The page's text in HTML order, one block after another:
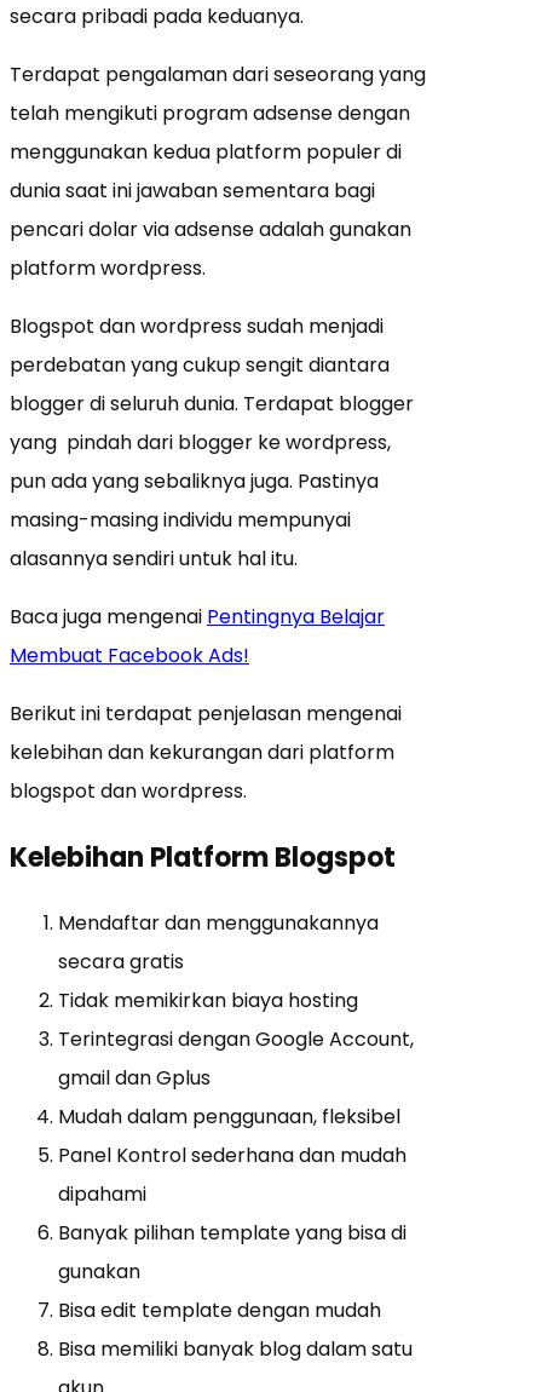
secara pribadi pada keduanya.
Terdapat pengalaman dari seseorang yang
telah mengikuti program adsense dengan
menggunakan kedua platform populer di
dunia saat ini jawaban sementara bagi
pencari dolar via adsense adalah gunakan
platform wordpress.
Blogspot dan wordpress sudah menjadi
perdebatan yang cukup sengit diantara
blogger di seluruh dunia. Terdapat blogger
yang pindah dari blogger ke wordpress,
pun ada yang sebaliknya juga. Pastinya
masing-masing individu mempunyai
alasannya sendiri untuk hal itu.
Baca juga mengenai Pentingnya Belajar
Membuat Facebook Ads!
Berikut ini terdapat penjelasan mengenai
kelebihan dan kekurangan dari platform
blogspot dan wordpress.
Kelebihan Platform Blogspot
Mendaftar dan menggunakannya
secara gratis
Tidak memikirkan biaya hosting
Terintegrasi dengan Google Account,
gmail dan Gplus
Mudah dalam penggunaan, fleksibel
Panel Kontrol sederhana dan mudah
dipahami
Banyak pilihan template yang bisa di
gunakan
Bisa edit template dengan mudah
Bisa memiliki banyak blog dalam satu